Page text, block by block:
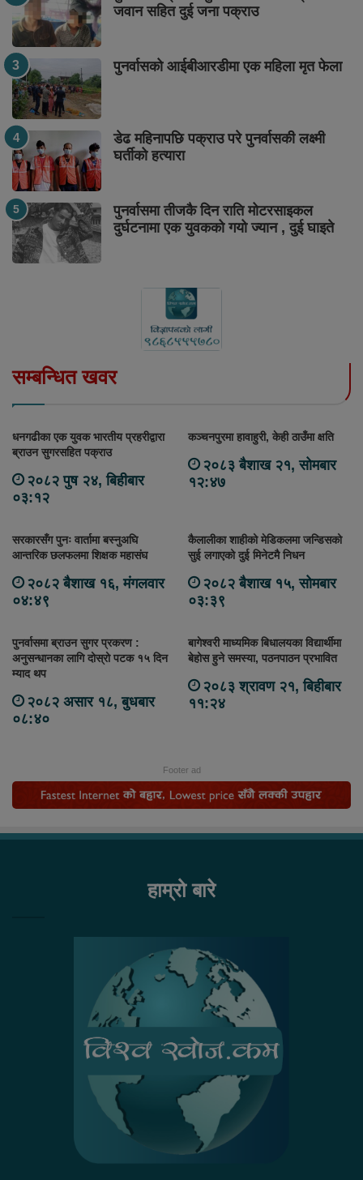
जवान सहित दुई जना पक्राउ
पुनर्वासको आईबीआरडीमा एक महिला मृत फेला
डेढ महिनापछि पक्राउ परे पुनर्वासकी लक्ष्मी
घर्तीको हत्यारा
पुनर्वासमा तीजकै दिन राति मोटरसाइकल
दुर्घटनामा एक युवकको गयो ज्यान , दुई घाइते
सम्बन्धित खवर
धनगढीका एक युवक भारतीय प्रहरीद्वारा
ब्राउन सुगरसहित पक्राउ
२०८२ पुष २४, बिहीबार
०३:१२
कञ्चनपुरमा हावाहुरी, केही ठाउँमा क्षति
२०८३ बैशाख २१, सोमबार
१२:४७
सरकारसँग पुनः वार्तामा बस्नुअघि
आन्तरिक छलफलमा शिक्षक महासंघ
२०८२ बैशाख १६, मंगलवार
०४:४९
कैलालीका शाहीको मेडिकलमा जन्डिसको
सुई लगाएको दुई मिनेटमै निधन
२०८२ बैशाख १५, सोमबार
०३:३९
पुनर्वासमा ब्राउन सुगर प्रकरण :
अनुसन्धानका लागि दोस्रो पटक १५ दिन
म्याद थप
२०८२ असार १८, बुधबार
०८:४०
बागेश्वरी माध्यमिक बिधालयका विद्यार्थीमा
बेहोस हुने समस्या, पठनपाठन प्रभावित
२०८३ श्रावण २१, बिहीबार
११:२४
Footer ad
हाम्रो बारे